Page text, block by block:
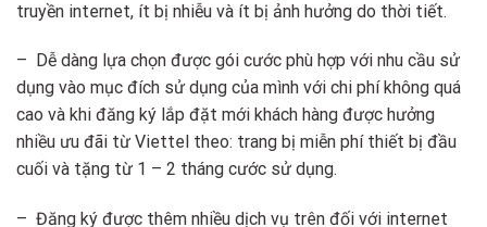
truyền internet, ít bị nhiễu và ít bị ảnh hưởng do thời tiết.
– Dễ dàng lựa chọn được gói cước phù hợp với nhu cầu sử
dụng vào mục đích sử dụng của mình với chi phí không quá
cao và khi đăng ký lắp đặt mới khách hàng được hưởng
nhiều ưu đãi từ Viettel theo: trang bị miễn phí thiết bị đầu
cuối và tặng từ 1 – 2 tháng cước sử dụng.
– Đăng ký được thêm nhiều dịch vụ trên đối với internet